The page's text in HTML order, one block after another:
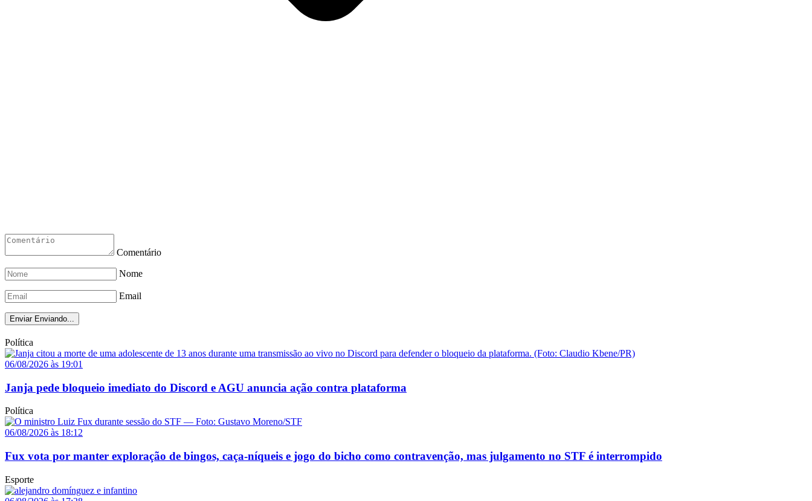
Comentário
Nome
Email
Enviar Enviando...
Política
06/08/2026 às 19:01
Janja pede bloqueio imediato do Discord e AGU anuncia ação contra plataforma
Política
06/08/2026 às 18:12
Fux vota por manter exploração de bingos, caça-níqueis e jogo do bicho como contravenção, mas julgamento no STF é interrompido
Esporte